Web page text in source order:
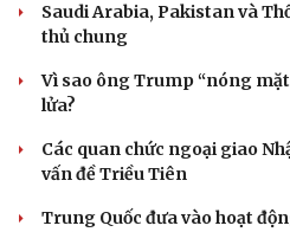
Saudi Arabia, Pakistan và
thủ chung
Vì sao ông Trump “nóng
lửa?
Các quan chức ngoại giao
vấn đề Triều Tiên
Trung Quốc đưa vào hoạt